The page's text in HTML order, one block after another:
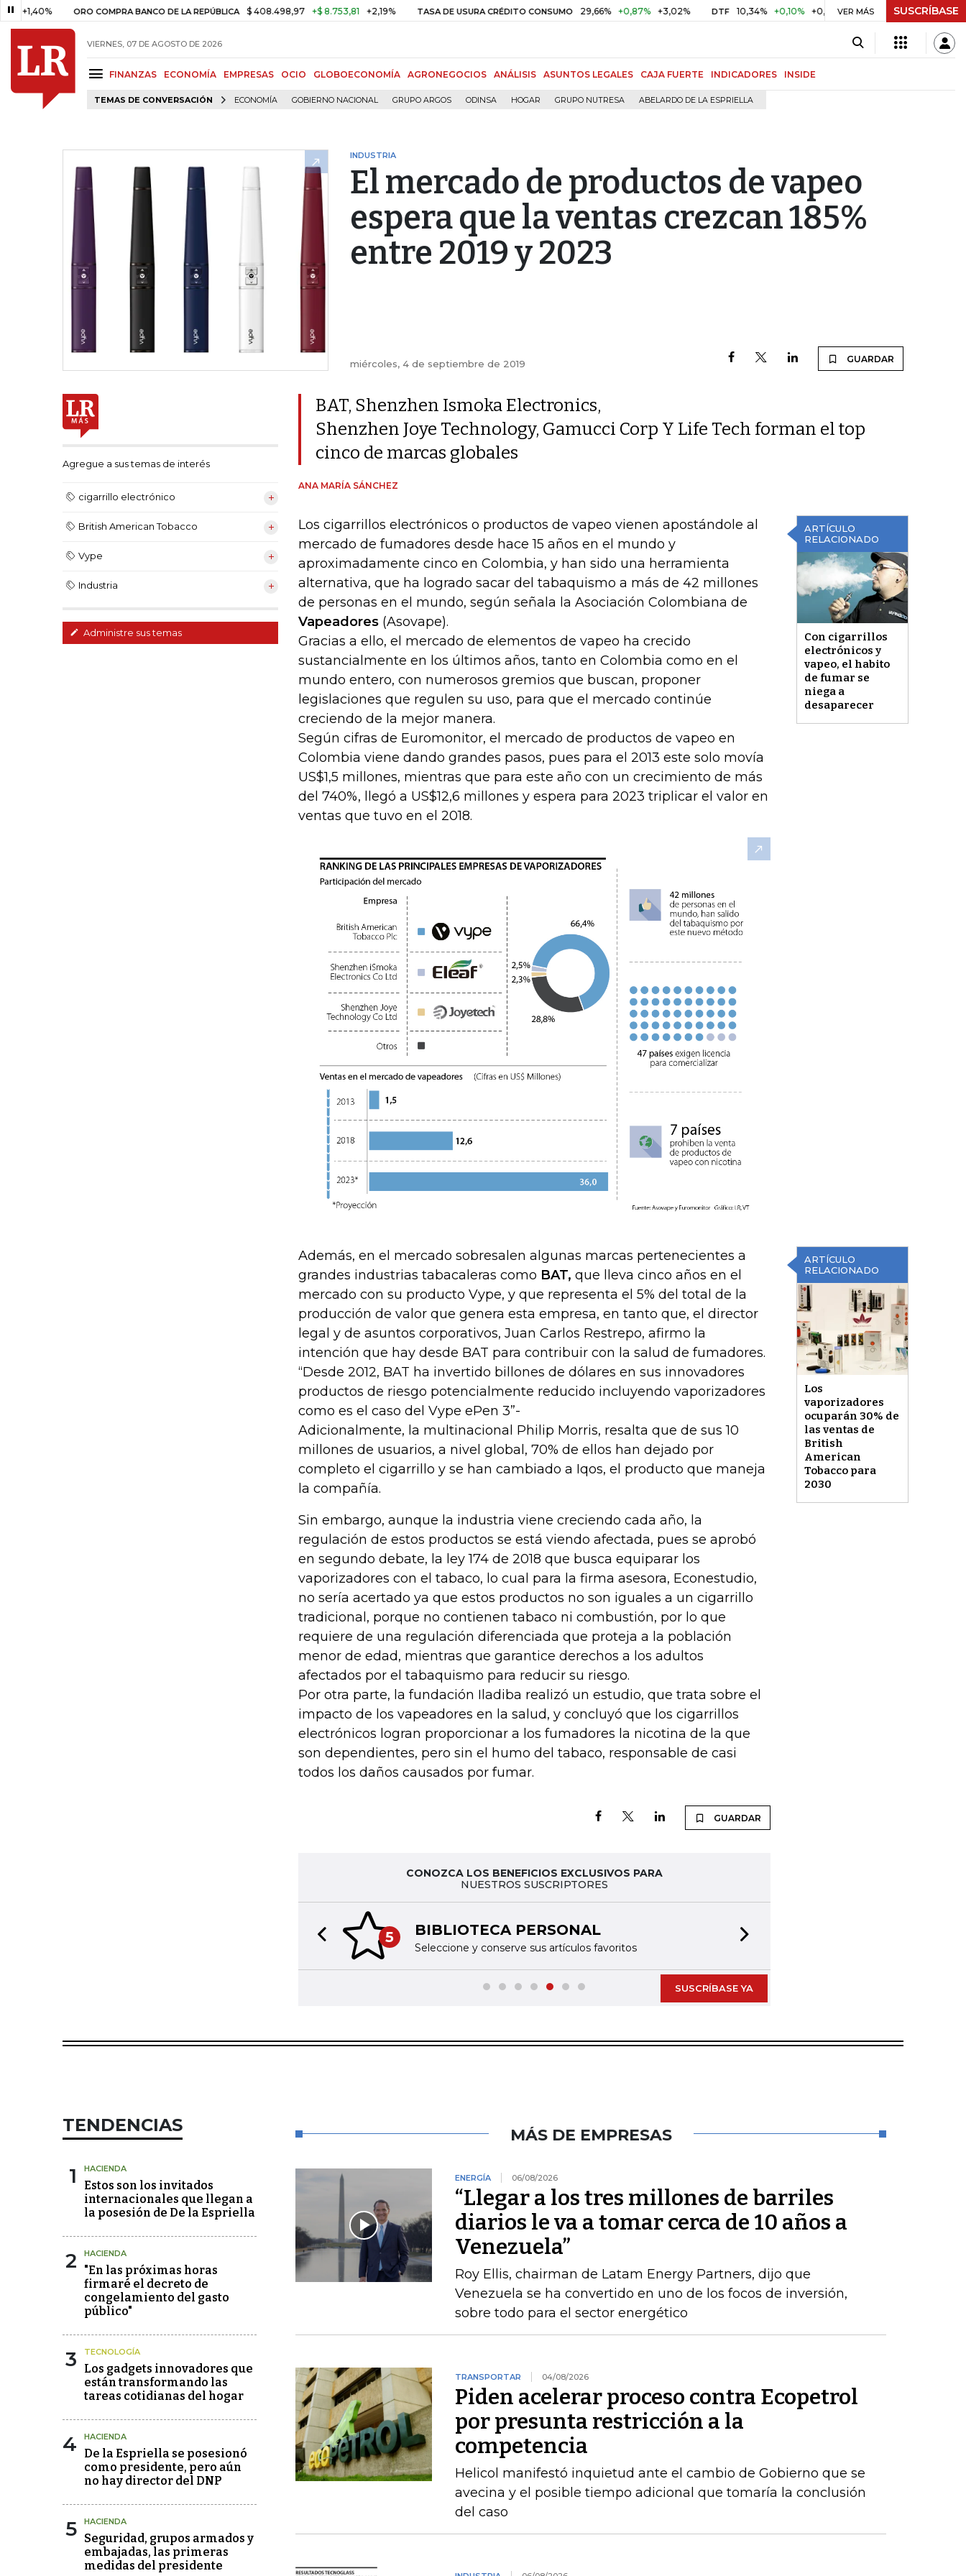
ORO COMPRA BANCO DE LA REPÚBLICA $ 408.498,97 +$ 8.753,81 +2,19% TASA DE USURA CRÉDITO CONSUMO 29,66% +0,87% +3,02% DTF 10,34% +0,10% +0,98% UVR $ 416,91 +$ 0,05 +0,01%
VER MÁS SUSCRÍBASE
VIERNES, 07 DE AGOSTO DE 2026
FINANZAS ECONOMÍA EMPRESAS OCIO GLOBOECONOMÍA AGRONEGOCIOS ANÁLISIS ASUNTOS LEGALES CAJA FUERTE INDICADORES INSIDE
TEMAS DE CONVERSACIÓN ECONOMÍA GOBIERNO NACIONAL GRUPO ARGOS ODINSA HOGAR GRUPO NUTRESA ABELARDO DE LA ESPRIELLA
INDUSTRIA
El mercado de productos de vapeo
espera que la ventas crezcan 185%
entre 2019 y 2023
miércoles, 4 de septiembre de 2019 GUARDAR
Agregue a sus temas de interés
cigarrillo electrónico
British American Tobacco
Vype
Industria
Administre sus temas
BAT, Shenzhen Ismoka Electronics,
Shenzhen Joye Technology, Gamucci Corp Y Life Tech forman el top
cinco de marcas globales
ANA MARÍA SÁNCHEZ
ARTÍCULO
RELACIONADO
Con cigarrillos
electrónicos y
vapeo, el habito
de fumar se
niega a
desaparecer
Los cigarrillos electrónicos o productos de vapeo vienen apostándole al
mercado de fumadores desde hace 15 años en el mundo y
aproximadamente cinco en Colombia, y han sido una herramienta
alternativa, que ha logrado sacar del tabaquismo a más de 42 millones
de personas en el mundo, según señala la Asociación Colombiana de
Vapeadores (Asovape).
Gracias a ello, el mercado de elementos de vapeo ha crecido
sustancialmente en los últimos años, tanto en Colombia como en el
mundo entero, con numerosos gremios que buscan, proponer
legislaciones que regulen su uso, para que el mercado continúe
creciendo de la mejor manera.
Según cifras de Euromonitor, el mercado de productos de vapeo en
Colombia viene dando grandes pasos, pues para el 2013 este solo movía
US$1,5 millones, mientras que para este año con un crecimiento de más
del 740%, llegó a US$12,6 millones y espera para 2023 triplicar el valor en
ventas que tuvo en el 2018.
ARTÍCULO
RELACIONADO
Los
vaporizadores
ocuparán 30% de
las ventas de
British
American
Tobacco para
2030
Además, en el mercado sobresalen algunas marcas pertenecientes a
grandes industrias tabacaleras como BAT, que lleva cinco años en el
mercado con su producto Vype, y que representa el 5% del total de la
producción de valor que genera esta empresa, en tanto que, el director
legal y de asuntos corporativos, Juan Carlos Restrepo, afirmo la
intención que hay desde BAT para contribuir con la salud de fumadores.
“Desde 2012, BAT ha invertido billones de dólares en sus innovadores
productos de riesgo potencialmente reducido incluyendo vaporizadores
como es el caso del Vype ePen 3”-
Adicionalmente, la multinacional Philip Morris, resalta que de sus 10
millones de usuarios, a nivel global, 70% de ellos han dejado por
completo el cigarrillo y se han cambiado a Iqos, el producto que maneja
la compañía.
Sin embargo, aunque la industria viene creciendo cada año, la
regulación de estos productos se está viendo afectada, pues se aprobó
en segundo debate, la ley 174 de 2018 que busca equiparar los
vaporizadores con el tabaco, lo cual para la firma asesora, Econestudio,
no sería acertado ya que estos productos no son iguales a un cigarrillo
tradicional, porque no contienen tabaco ni combustión, por lo que
requiere de una regulación diferenciada que proteja a la población
menor de edad, mientras que garantice derechos a los adultos
afectados por el tabaquismo para reducir su riesgo.
Por otra parte, la fundación Iladiba realizó un estudio, que trata sobre el
impacto de los vapeadores en la salud, y concluyó que los cigarrillos
electrónicos logran proporcionar a los fumadores la nicotina de la que
son dependientes, pero sin el humo del tabaco, responsable de casi
todos los daños causados por fumar.
GUARDAR
CONOZCA LOS BENEFICIOS EXCLUSIVOS PARA
NUESTROS SUSCRIPTORES
5 BIBLIOTECA PERSONAL
Seleccione y conserve sus artículos favoritos
Previous slide
SUSCRÍBASE YA
TENDENCIAS
1 HACIENDA
Estos son los invitados
internacionales que llegan a
la posesión de De la Espriella
2 HACIENDA
"En las próximas horas
firmaré el decreto de
congelamiento del gasto
público"
3 TECNOLOGÍA
Los gadgets innovadores que
están transformando las
tareas cotidianas del hogar
4 HACIENDA
De la Espriella se posesionó
como presidente, pero aún
no hay director del DNP
5 HACIENDA
Seguridad, grupos armados y
embajadas, las primeras
medidas del presidente
MÁS DE EMPRESAS
ENERGÍA 06/08/2026
“Llegar a los tres millones de barriles
diarios le va a tomar cerca de 10 años a
Venezuela”
Roy Ellis, chairman de Latam Energy Partners, dijo que
Venezuela se ha convertido en uno de los focos de inversión,
sobre todo para el sector energético
TRANSPORTAR 04/08/2026
Piden acelerar proceso contra Ecopetrol
por presunta restricción a la
competencia
Helicol manifestó inquietud ante el cambio de Gobierno que se
avecina y el posible tiempo adicional que tomaría la conclusión
del caso